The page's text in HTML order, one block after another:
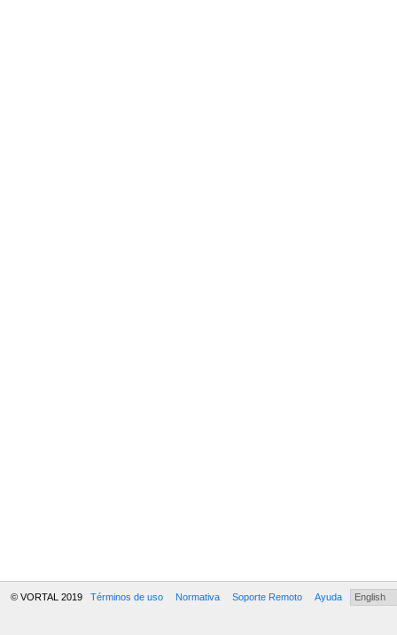
© VORTAL 2019 Términos de uso Normativa Soporte Remoto Ayuda